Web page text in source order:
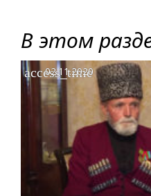
В этом
access_time
02.11.2020